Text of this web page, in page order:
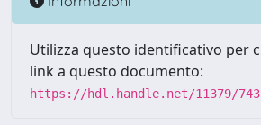
Utilizza questo identificativo per
link a questo documento:
https://hdl.handle.net/11379/